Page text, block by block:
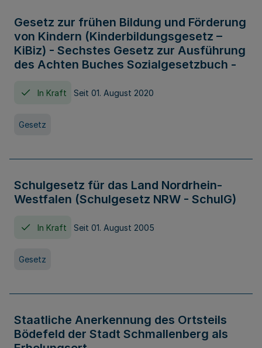
Gesetz zur frühen Bildung und Förderung
von Kindern (Kinderbildungsgesetz –
KiBiz) - Sechstes Gesetz zur Ausführung
des Achten Buches Sozialgesetzbuch -
In Kraft Seit 01. August 2020
Gesetz
Schulgesetz für das Land Nordrhein-
Westfalen (Schulgesetz NRW - SchulG)
In Kraft Seit 01. August 2005
Gesetz
Staatliche Anerkennung des Ortsteils
Bödefeld der Stadt Schmallenberg als